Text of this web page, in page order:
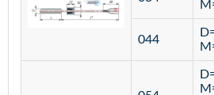
044